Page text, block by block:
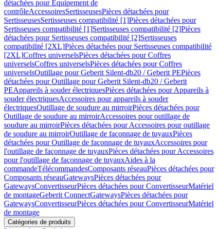
détachées pour Equipement de
contrôleAccessoiresSertisseusesPièces détachées pour
SertisseusesSertisseuses compatibilité [1]Pièces détachées pour
Sertisseuses compatibilité [1]Sertisseuses compatibilité [2]Pièces
détachées pour Sertisseuses compatibilité [2]Sertisseuses
compatibilité [2XL]Pièces détachées pour Sertisseuses compatibilité
[2XL]Coffres universelsPièces détachées pour Coffres
universelsCoffres universelsPièces détachées pour Coffres
universelsOutillage pour Geberit Silent-db20 / Geberit PEPièces
détachées pour Outillage pour Geberit Silent-db20 / Geberit
PEAppareils à souder électriquesPièces détachées pour Appareils à
souder électriquesAccessoires pour appareils à souder
électriquesOutillage de soudure au mirroirPièces détachées pour
Outillage de soudure au mirroirAccessoires pour outillage de
soudure au mirroirPièces détachées pour Accessoires pour outillage
de soudure au mirroirOutillage de façonnage de tuyauxPièces
détachées pour Outillage de façonnage de tuyauxAccessoires pour
l'outillage de façonnage de tuyauxPièces détachées pour Accessoires
pour l'outillage de façonnage de tuyauxAides à la
commandeTélécommandesComposants réseauPièces détachées pour
Composants réseauGatewaysPièces détachées pour
GatewaysConvertisseurPièces détachées pour ConvertisseurMatériel
de montageGeberit ConnectGatewaysPièces détachées pour
GatewaysConvertisseurPièces détachées pour ConvertisseurMatériel
de montage
Catégories de produits